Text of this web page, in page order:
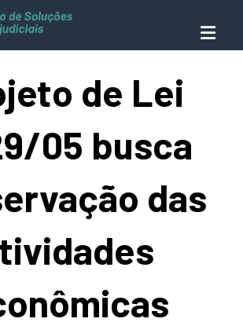
de Lei
05 busca
das